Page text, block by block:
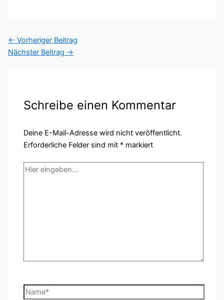
← Vorheriger Beitrag
Nächster Beitrag →
Schreibe einen Kommentar
Deine E-Mail-Adresse wird nicht veröffentlicht.
Erforderliche Felder sind mit * markiert
Hier
Name*